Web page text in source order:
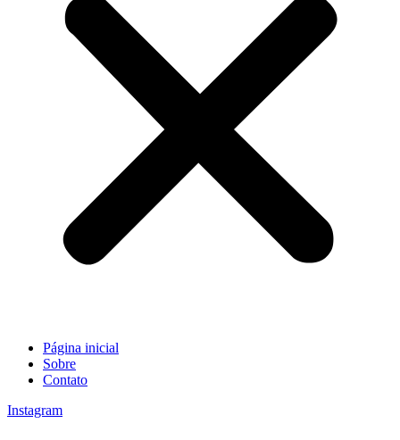
Página inicial
Sobre
Contato
Instagram